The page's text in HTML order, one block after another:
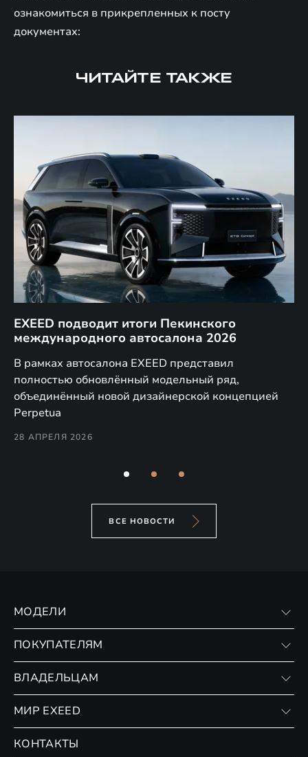
ознакомиться в прикрепленных к посту
документах:
ЧИТАЙТЕ ТАКЖЕ
EXEED подводит итоги Пекинского
международного автосалона 2026
В рамках автосалона EXEED представил
полностью обновлённый модельный ряд,
объединённый новой дизайнерской концепцией
Perpetua
28 АПРЕЛЯ 2026
ВСЕ НОВОСТИ
МОДЕЛИ
ПОКУПАТЕЛЯМ
Страхование
ВЛАДЕЛЬЦАМ
Сервис
МИР EXEED
КОНТАКТЫ